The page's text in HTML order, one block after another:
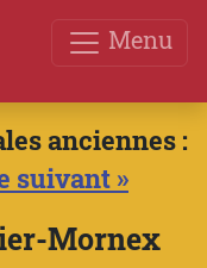
Menu
anciennes :
suivant »
Mornex